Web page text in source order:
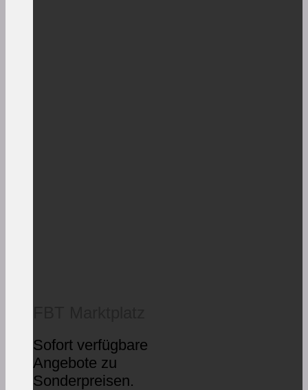
Sofort verfügbare
Angebote zu
Sonderpreisen.